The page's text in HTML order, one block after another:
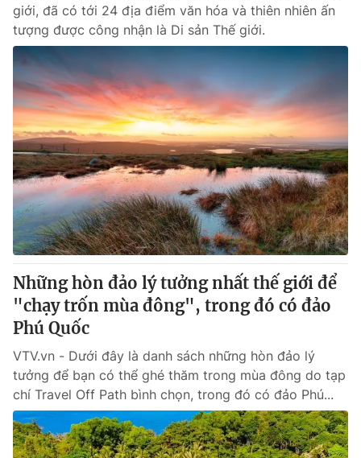
giới, đã có tới 24 địa điểm văn hóa và thiên nhiên ấn
tượng được công nhận là Di sản Thế giới.
Những hòn đảo lý tưởng nhất thế giới để
"chạy trốn mùa đông", trong đó có đảo
Phú Quốc
VTV.vn - Dưới đây là danh sách những hòn đảo lý
tưởng để bạn có thể ghé thăm trong mùa đông do tạp
chí Travel Off Path bình chọn, trong đó có đảo Phú...